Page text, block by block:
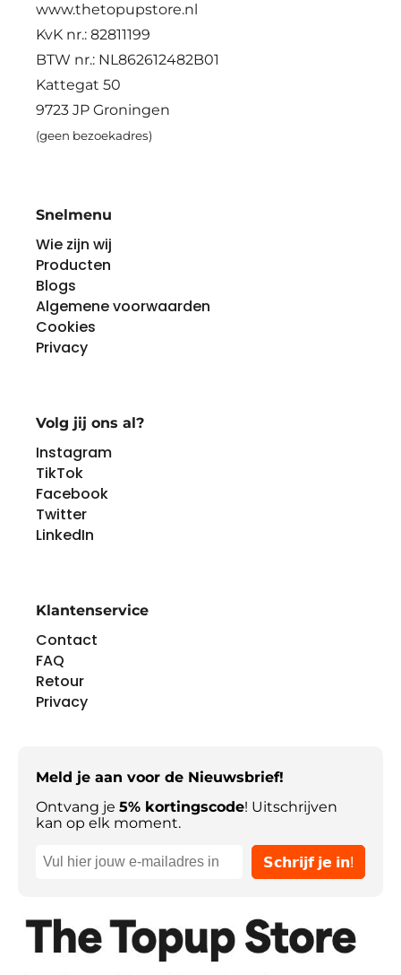
www.thetopupstore.nl
KvK nr.: 82811199
BTW nr.: NL862612482B01
Kattegat 50
9723 JP Groningen
(geen bezoekadres)
Snelmenu
Wie zijn wij
Producten
Blogs
Algemene voorwaarden
Cookies
Privacy
Volg jij ons al?
Instagram
TikTok
Facebook
Twitter
LinkedIn
Klantenservice
Contact
FAQ
Retour
Privacy
Meld je aan voor de Nieuwsbrief!
Ontvang je 5% kortingscode! Uitschrijven
kan op elk moment.